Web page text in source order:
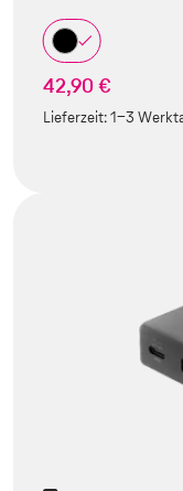
42,90 €
Lieferzeit:1-3